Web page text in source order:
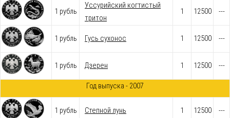
1 рубль
Уссурийский когтистый
тритон
1 12500 ---
1 рубль Гусь сухонос 1 12500 ---
1 рубль Дзерен 1 12500 ---
Год выпуска - 2007
1 рубль Степной лунь 1 12500 ---